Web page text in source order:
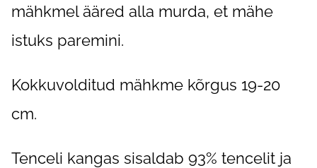
mähkmel ääred alla murda, et mähe
istuks paremini.
Kokkuvolditud mähkme kõrgus 19-20
cm.
Tenceli kangas sisaldab 93% tencelit ja